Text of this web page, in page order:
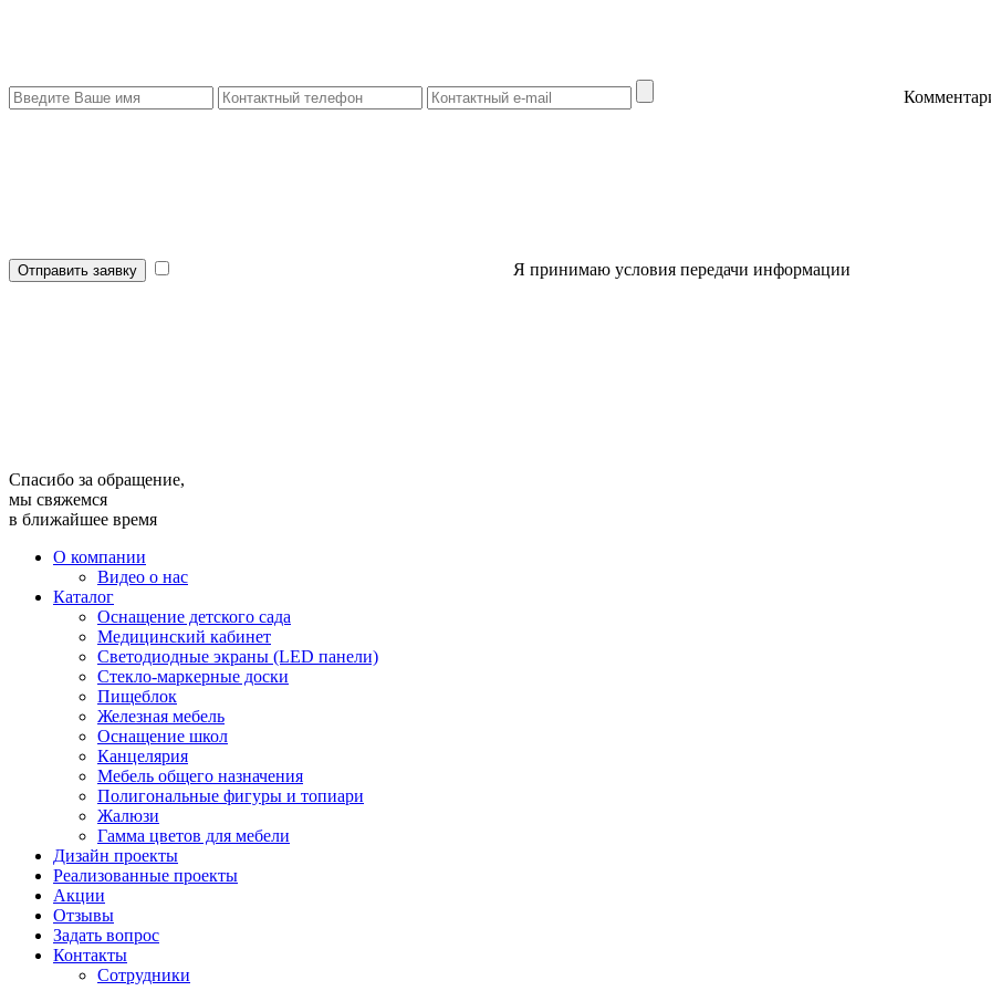
Отправить заявку Я принимаю условия передачи информации
Спасибо за обращение,
мы свяжемся
в ближайшее время
О компании
Видео о нас
Каталог
Оснащение детского сада
Медицинский кабинет
Светодиодные экраны (LED панели)
Стекло-маркерные доски
Пищеблок
Железная мебель
Оснащение школ
Канцелярия
Мебель общего назначения
Полигональные фигуры и топиари
Жалюзи
Гамма цветов для мебели
Дизайн проекты
Реализованные проекты
Акции
Отзывы
Задать вопрос
Контакты
Сотрудники